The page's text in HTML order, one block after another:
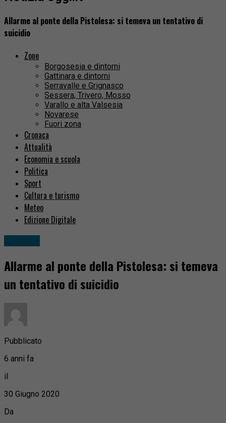
Allarme al ponte della Pistolesa: si temeva un tentativo di
suicidio
Zone
Borgosesia e dintorni
Gattinara e dintorni
Serravalle e Grignasco
Sessera, Trivero, Mosso
Varallo e alta Valsesia
Novarese
Fuori zona
Cronaca
Attualità
Economia e scuola
Politica
Sport
Cultura e turismo
Meteo
Edizione Digitale
Allarme al ponte della Pistolesa: si temeva
un tentativo di suicidio
Pubblicato
6 anni fa
il
30 Giugno 2020
Da